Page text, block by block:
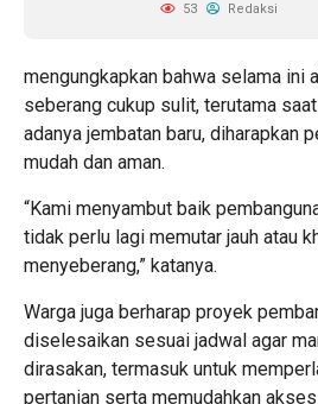
53 Redaksi
mengungkapkan bahwa selama ini
seberang cukup sulit, terutama
adanya jembatan baru, diharapkan
mudah dan aman.
“Kami menyambut baik
tidak perlu lagi memutar jauh atau
menyeberang,” katanya.
Warga juga berharap proyek
diselesaikan sesuai jadwal agar
dirasakan, termasuk untuk
pertanian serta memudahkan